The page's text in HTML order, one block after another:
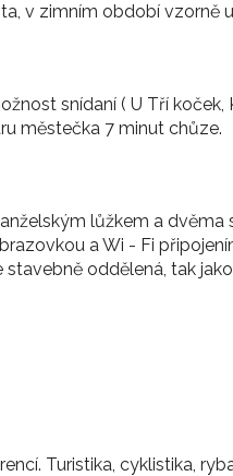
v zimním období vzorně
snídaní ( U Tří koček,
městečka 7 minut chůze.
lůžkem a
a Wi - Fi
stavebně oddělená, tak
Turistika, cyklistika,